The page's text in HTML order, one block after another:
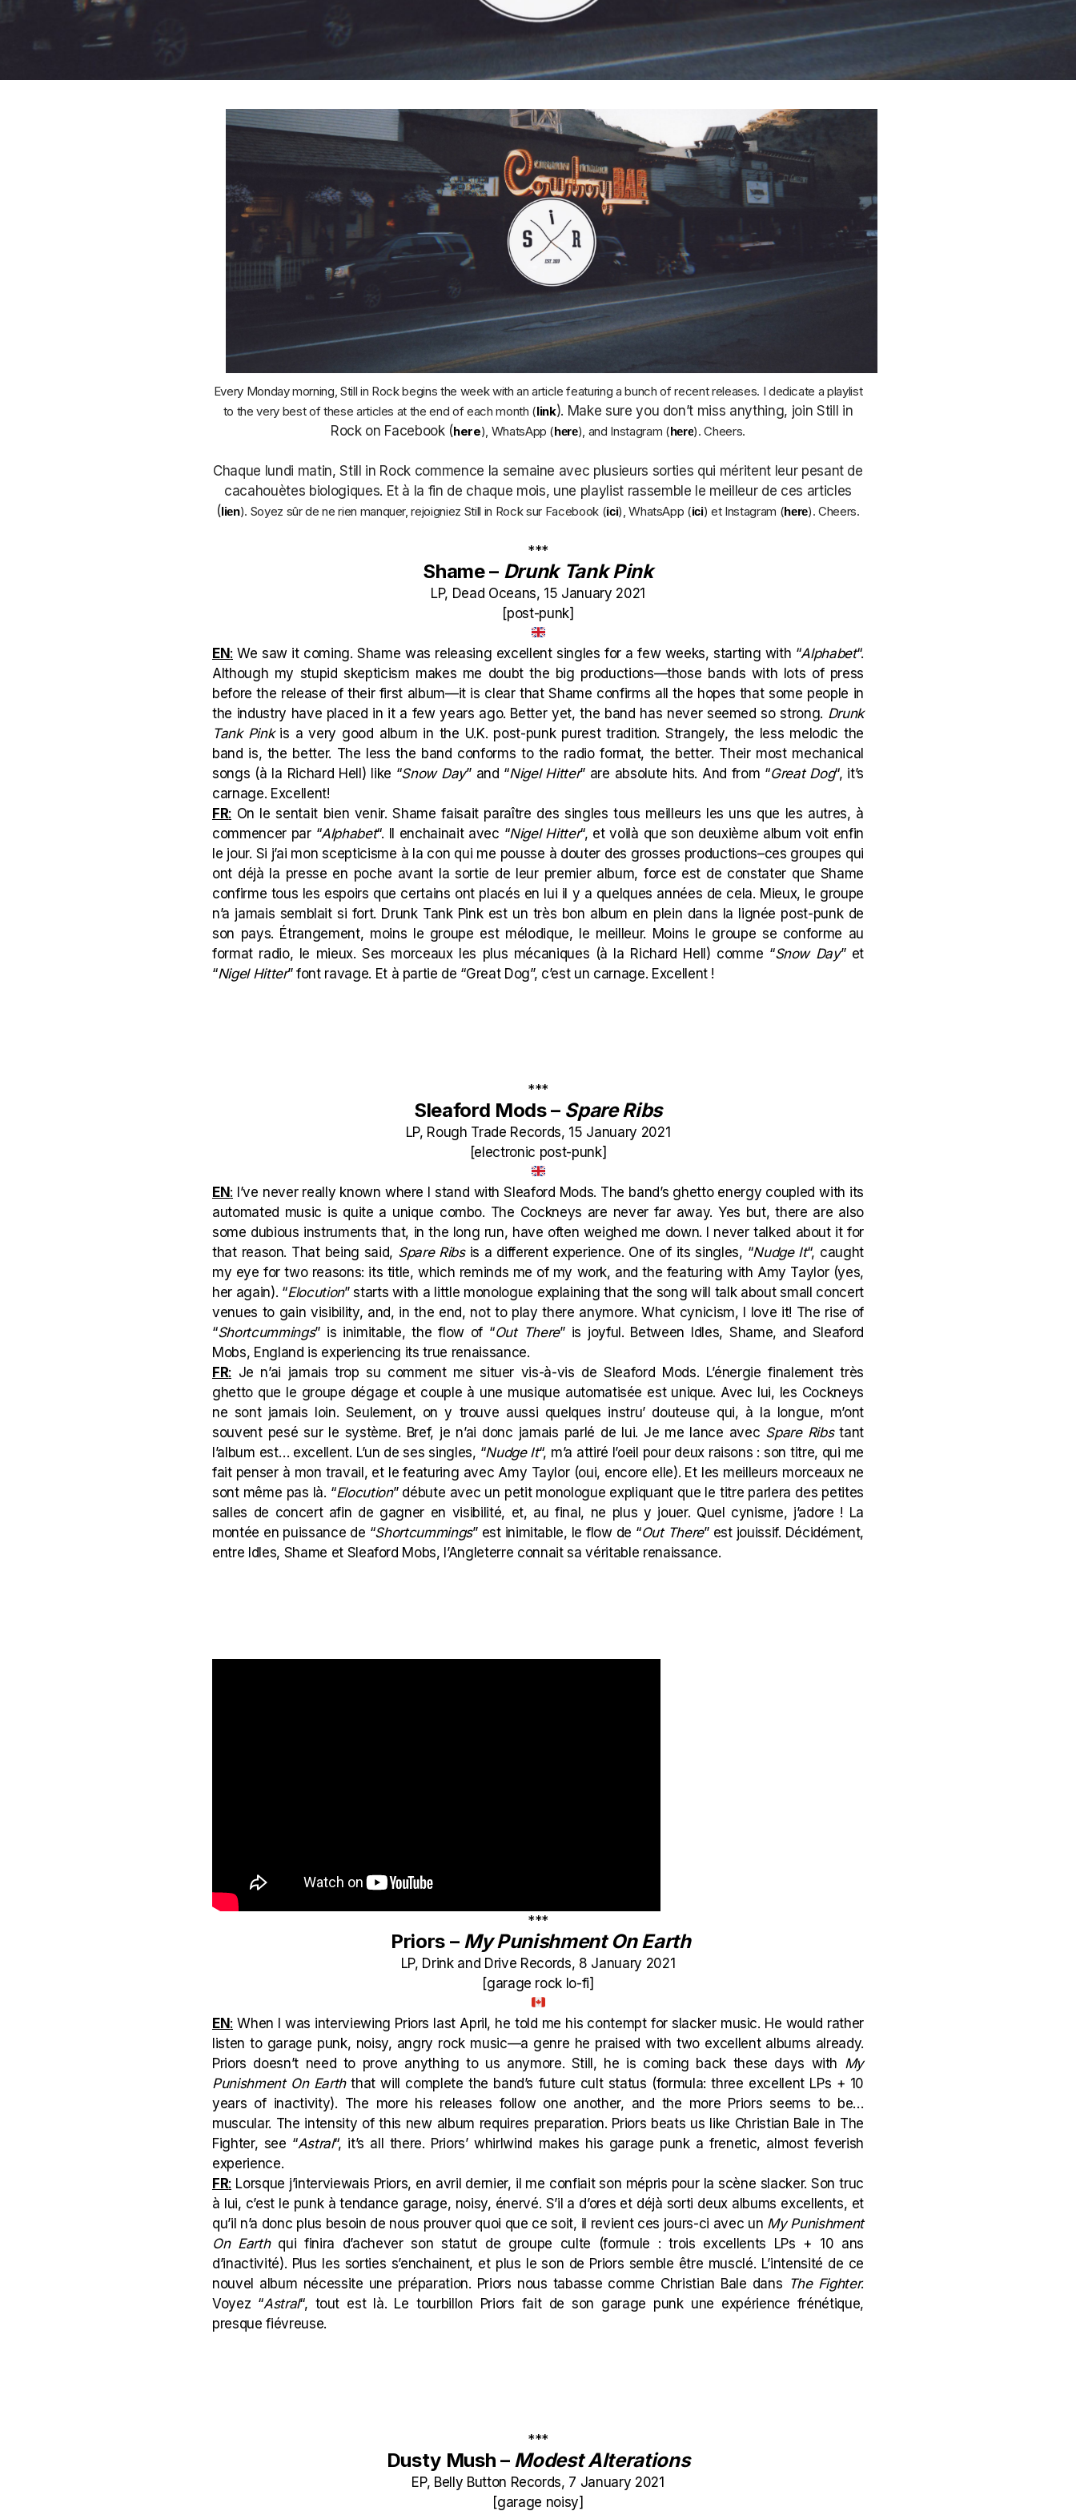
Every Monday morning, Still in Rock begins the week with an article featuring a bunch of recent releases. I dedicate a playlist
to the very best of these articles at the end of each month (link). Make sure you don’t miss anything, join Still in
Rock on Facebook (here), WhatsApp (here), and Instagram (here). Cheers.
Chaque lundi matin, Still in Rock commence la semaine avec plusieurs sorties qui méritent leur pesant de
cacahouètes biologiques. Et à la fin de chaque mois, une playlist rassemble le meilleur de ces articles
(lien). Soyez sûr de ne rien manquer, rejoigniez Still in Rock sur Facebook (ici), WhatsApp (ici) et Instagram (here). Cheers.
***
Shame – Drunk Tank Pink
LP, Dead Oceans, 15 January 2021
[post-punk]
EN: We saw it coming. Shame was releasing excellent singles for a few weeks, starting with “Alphabet“.
Although my stupid skepticism makes me doubt the big productions—those bands with lots of press
before the release of their first album—it is clear that Shame confirms all the hopes that some people in
the industry have placed in it a few years ago. Better yet, the band has never seemed so strong. Drunk
Tank Pinkis a very good album in the U.K. post-punk purest tradition. Strangely, the less melodic the
band is, the better. The less the band conforms to the radio format, the better. Their most mechanical
songs (à la Richard Hell) like “Snow Day” and “Nigel Hitter” are absolute hits. And from “Great Dog“, it’s
carnage. Excellent!
FR: On le sentait bien venir. Shame faisait paraître des singles tous meilleurs les uns que les autres, à
commencer par “Alphabet“. Il enchainait avec “Nigel Hitter“, et voilà que son deuxième album voit enfin
le jour. Si j’ai mon scepticisme à la con qui me pousse à douter des grosses productions–ces groupes qui
ont déjà la presse en poche avant la sortie de leur premier album, force est de constater que Shame
confirme tous les espoirs que certains ont placés en lui il y a quelques années de cela. Mieux, le groupe
n’a jamais semblait si fort. Drunk Tank Pink est un très bon album en plein dans la lignée post-punk de
son pays. Étrangement, moins le groupe est mélodique, le meilleur. Moins le groupe se conforme au
format radio, le mieux. Ses morceaux les plus mécaniques (à la Richard Hell) comme “Snow Day” et
“Nigel Hitter” font ravage. Et à partie de “Great Dog”, c’est un carnage. Excellent !
***
Sleaford Mods – Spare Ribs
LP, Rough Trade Records, 15 January 2021
[electronic post-punk]
EN: I’ve never really known where I stand with Sleaford Mods. The band’s ghetto energy coupled with its
automated music is quite a unique combo. The Cockneys are never far away. Yes but, there are also
some dubious instruments that, in the long run, have often weighed me down. I never talked about it for
that reason. That being said, Spare Ribsis a different experience. One of its singles, “Nudge It“, caught
my eye for two reasons: its title, which reminds me of my work, and the featuring with Amy Taylor (yes,
her again). “Elocution” starts with a little monologue explaining that the song will talk about small concert
venues to gain visibility, and, in the end, not to play there anymore. What cynicism, I love it! The rise of
“Shortcummings” is inimitable, the flow of “Out There” is joyful. Between Idles, Shame, and Sleaford
Mobs, England is experiencing its true renaissance.
FR: Je n’ai jamais trop su comment me situer vis-à-vis de Sleaford Mods. L’énergie finalement très
ghetto que le groupe dégage et couple à une musique automatisée est unique. Avec lui, les Cockneys
ne sont jamais loin. Seulement, on y trouve aussi quelques instru’ douteuse qui, à la longue, m’ont
souvent pesé sur le système. Bref, je n’ai donc jamais parlé de lui. Je me lance avec Spare Ribstant
l’album est… excellent. L’un de ses singles, “Nudge It“, m’a attiré l’oeil pour deux raisons : son titre, qui me
fait penser à mon travail, et le featuring avec Amy Taylor (oui, encore elle). Et les meilleurs morceaux ne
sont même pas là. “Elocution” débute avec un petit monologue expliquant que le titre parlera des petites
salles de concert afin de gagner en visibilité, et, au final, ne plus y jouer. Quel cynisme, j’adore ! La
montée en puissance de “Shortcummings” est inimitable, le flow de “Out There” est jouissif. Décidément,
entre Idles, Shame et Sleaford Mobs, l’Angleterre connait sa véritable renaissance.
***
Priors – My Punishment On Earth
LP, Drink and Drive Records, 8 January 2021
[garage rock lo-fi]
EN: When I was interviewing Priors last April, he told me his contempt for slacker music. He would rather
listen to garage punk, noisy, angry rock music—a genre he praised with two excellent albums already.
Priors doesn’t need to prove anything to us anymore. Still, he is coming back these days with My
Punishment On Earththat will complete the band’s future cult status (formula: three excellent LPs + 10
years of inactivity). The more his releases follow one another, and the more Priors seems to be…
muscular. The intensity of this new album requires preparation. Priors beats us like Christian Bale in The
Fighter, see “Astral“, it’s all there. Priors’ whirlwind makes his garage punk a frenetic, almost feverish
experience.
FR: Lorsque j’interviewais Priors, en avril dernier, il me confiait son mépris pour la scène slacker. Son truc
à lui, c’est le punk à tendance garage, noisy, énervé. S’il a d’ores et déjà sorti deux albums excellents, et
qu’il n’a donc plus besoin de nous prouver quoi que ce soit, il revient ces jours-ci avec un My Punishment
On Earthqui finira d’achever son statut de groupe culte (formule : trois excellents LPs + 10 ans
d’inactivité). Plus les sorties s’enchainent, et plus le son de Priors semble être musclé. L’intensité de ce
nouvel album nécessite une préparation. Priors nous tabasse comme Christian Bale dans The Fighter.
Voyez “Astral“, tout est là. Le tourbillon Priors fait de son garage punk une expérience frénétique,
presque fiévreuse.
***
Dusty Mush – Modest Alterations
EP, Belly Button Records, 7 January 2021
[garage noisy]